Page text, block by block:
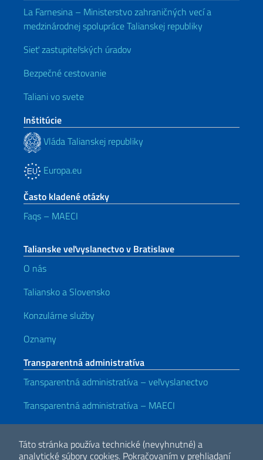
Táto stránka používa technické (nevyhnutné) a
analytické súbory cookies. Pokračovaním v prehliadaní
La Farnesina – Ministerstvo zahraničných vecí a
medzinárodnej spolupráce Talianskej republiky
Sieť zastupiteľských úradov
Bezpečné cestovanie
Taliani vo svete
Inštitúcie
Vláda Talianskej republiky
Europa.eu
Často kladené otázky
Faqs – MAECI
Talianske veľvyslanectvo v Bratislave
O nás
Taliansko a Slovensko
Konzulárne služby
Oznamy
Transparentná administratíva
Transparentná administratíva – veľvyslanectvo
Transparentná administratíva – MAECI
Užitočné odkazy
Note legaliPrivacy e cookie policyDichiarazione di accessibilità